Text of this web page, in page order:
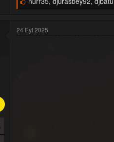
n
24 Eyl 2025